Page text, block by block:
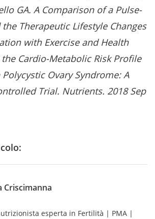
GA. A Comparison of a Pulse-
Therapeutic Lifestyle Changes
with Exercise and Health
Cardio-Metabolic Risk Profile
Ovary Syndrome: A
Trial. Nutrients. 2018 Sep
Criscimanna
esperta in Fertilità | PMA |